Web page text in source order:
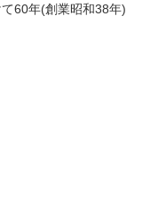
60年(創業昭和38年)